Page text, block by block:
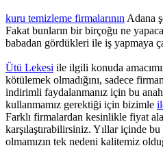
kuru temizleme firmalarının Adana
Fakat bunların bir birçoğu ne
babadan gördükleri ile iş yapmaya
Ütü Lekesi ile ilgili konuda
kötülemek olmadığını, sadece
indirimli faydalanmanız için bu
kullanmamız gerektiği için bizimle
Farklı firmalardan kesinlikle fiyat
karşılaştırabilirsiniz. Yıllar içinde
olmamızın tek nedeni kalitemiz